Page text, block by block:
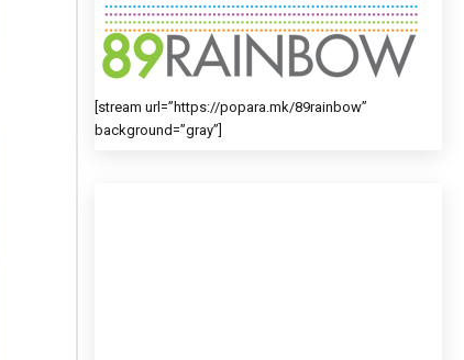
[stream url=”https://popara.mk/89rainbow”
background=”gray”]